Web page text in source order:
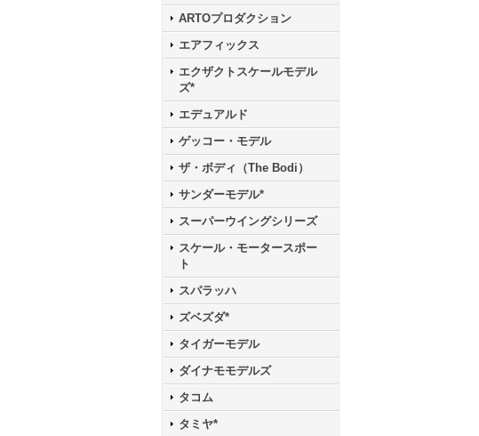
ARTOプロダクション
エアフィックス
エクザクトスケールモデル
ズ*
エデュアルド
ゲッコー・モデル
ザ・ボディ（The Bodi）
サンダーモデル*
スーパーウイングシリーズ
スケール・モータースポー
ト
スパラッハ
ズベズダ*
タイガーモデル
ダイナモモデルズ
タコム
タミヤ*